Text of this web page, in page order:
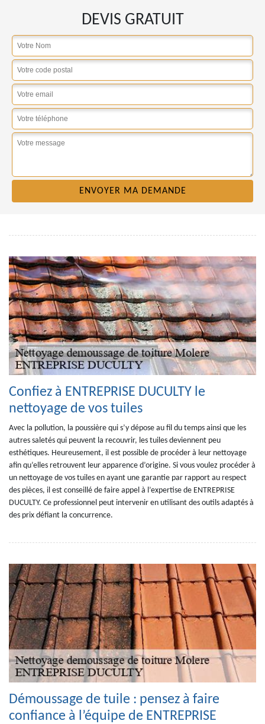
DEVIS GRATUIT
Confiez à ENTREPRISE DUCULTY le
nettoyage de vos tuiles
Avec la pollution, la poussière qui s’y dépose au fil du temps ainsi que les
autres saletés qui peuvent la recouvrir, les tuiles deviennent peu
esthétiques. Heureusement, il est possible de procéder à leur nettoyage
afin qu’elles retrouvent leur apparence d’origine. Si vous voulez procéder à
un nettoyage de vos tuiles en ayant une garantie par rapport au respect
des pièces, il est conseillé de faire appel à l’expertise de ENTREPRISE
DUCULTY. Ce professionnel peut intervenir en utilisant des outils adaptés à
des prix défiant la concurrence.
Démoussage de tuile : pensez à faire
confiance à l’équipe de ENTREPRISE